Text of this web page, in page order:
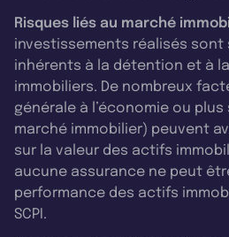
Risques liés au marché
investissements réalisés sont
inhérents à la détention et à
immobiliers. De nombreux
générale à l’économie ou
marché immobilier) peuvent
sur la valeur des actifs
aucune assurance ne peut
performance des actifs
SCPI.